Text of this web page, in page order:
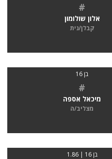
#
אלון שולומון
קבלן/נית
בן 16
#
מיכאל אספה
מצליב/ה
בן 16 | 1.86